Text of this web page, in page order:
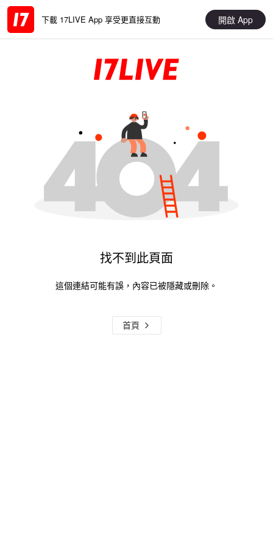
下載 17LIVE App 享受更直接互動 開啟 App
找不到此頁面
這個連結可能有誤，內容已被隱藏或刪除。
首頁